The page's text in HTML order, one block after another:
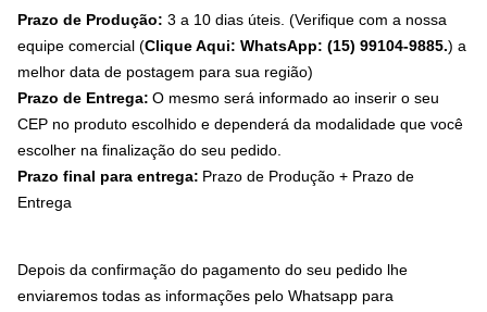
Prazo de Produção: 3 a 10 dias úteis. (Verifique com a nossa
equipe comercial (Clique Aqui: WhatsApp: (15) 99104-9885.) a
melhor data de postagem para sua região)
Prazo de Entrega: O mesmo será informado ao inserir o seu
CEP no produto escolhido e dependerá da modalidade que você
escolher na finalização do seu pedido.
Prazo final para entrega: Prazo de Produção + Prazo de
Entrega
Depois da confirmação do pagamento do seu pedido lhe
enviaremos todas as informações pelo Whatsapp para